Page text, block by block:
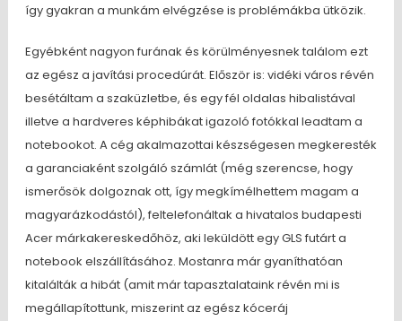
így gyakran a munkám elvégzése is problémákba ütközik.
Egyébként nagyon furának és körülményesnek találom ezt
az egész a javítási procedúrát. Először is: vidéki város révén
besétáltam a szaküzletbe, és egy fél oldalas hibalistával
illetve a hardveres képhibákat igazoló fotókkal leadtam a
notebookot. A cég akalmazottai készségesen megkeresték
a garanciaként szolgáló számlát (még szerencse, hogy
ismerősök dolgoznak ott, így megkímélhettem magam a
magyarázkodástól), feltelefonáltak a hivatalos budapesti
Acer márkakereskedőhöz, aki leküldött egy GLS futárt a
notebook elszállításához. Mostanra már gyaníthatóan
kitalálták a hibát (amit már tapasztalataink révén mi is
megállapítottunk, miszerint az egész kóceráj